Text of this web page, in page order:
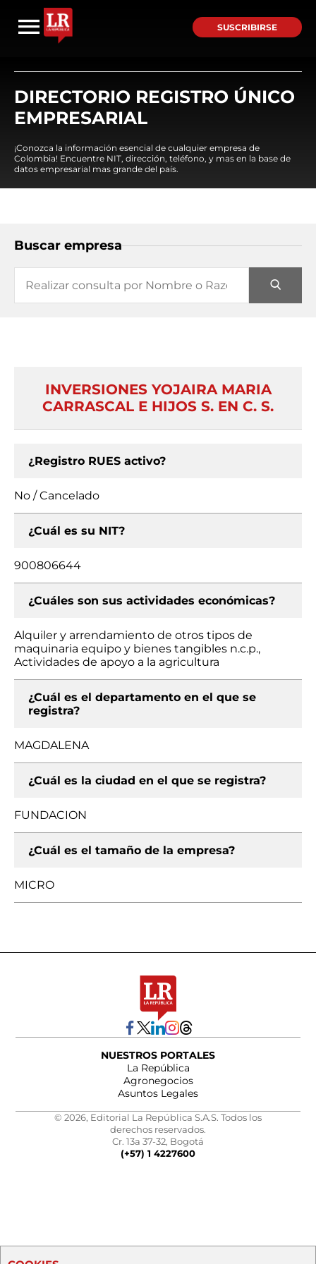
SUSCRIBIRSE
DIRECTORIO REGISTRO ÚNICO
EMPRESARIAL
¡Conozca la información esencial de cualquier empresa de
Colombia! Encuentre NIT, dirección, teléfono, y mas en la base de
datos empresarial mas grande del país.
Buscar empresa
INVERSIONES YOJAIRA MARIA
CARRASCAL E HIJOS S. EN C. S.
¿Registro RUES activo?
No / Cancelado
¿Cuál es su NIT?
900806644
¿Cuáles son sus actividades económicas?
Alquiler y arrendamiento de otros tipos de
maquinaria equipo y bienes tangibles n.c.p.,
Actividades de apoyo a la agricultura
¿Cuál es el departamento en el que se
registra?
MAGDALENA
¿Cuál es la ciudad en el que se registra?
FUNDACION
¿Cuál es el tamaño de la empresa?
MICRO
NUESTROS PORTALES
La República
Agronegocios
Asuntos Legales
© 2026, Editorial La República S.A.S. Todos los
derechos reservados.
Cr. 13a 37-32, Bogotá
(+57) 1 4227600